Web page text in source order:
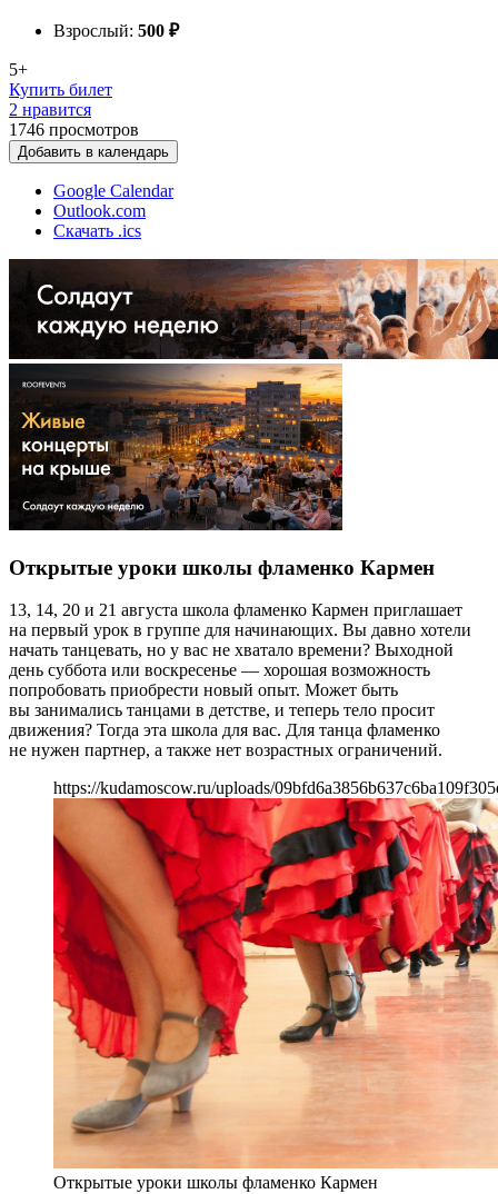
Взрослый: 500 ₽
5+
Купить билет
2 нравится
1746 просмотров
Добавить в календарь
Google Calendar
Outlook.com
Скачать .ics
Открытые уроки школы фламенко Кармен
13, 14, 20 и 21 августа школа фламенко Кармен приглашает
на первый урок в группе для начинающих. Вы давно хотели
начать танцевать, но у вас не хватало времени? Выходной
день суббота или воскресенье — хорошая возможность
попробовать приобрести новый опыт. Может быть
вы занимались танцами в детстве, и теперь тело просит
движения? Тогда эта школа для вас. Для танца фламенко
не нужен партнер, а также нет возрастных ограничений.
https://kudamoscow.ru/uploads/
Открытые уроки школы фламенко Кармен